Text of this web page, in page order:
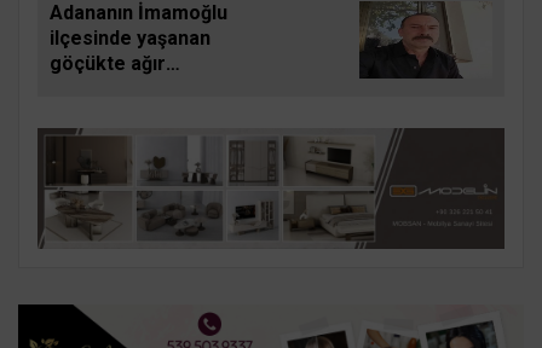
Adananın İmamoğlu
ilçesinde yaşanan
göçükte ağır